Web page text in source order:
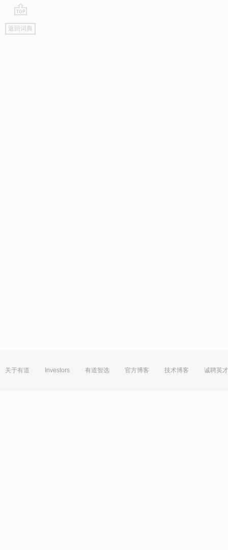
go
top
返回词典
关于有道 Investors 有道智选 官方博客 技术博客 诚聘英才